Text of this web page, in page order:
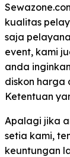
kualitas
saja
event, kami
anda
diskon harga
Ketentuan
Apalagi jika
setia kami,
keuntungan